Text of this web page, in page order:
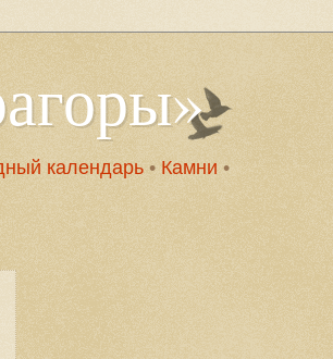
календарь • Камни •